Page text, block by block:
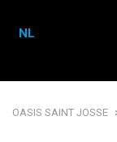
OASIS SAINT JOSSE
NL